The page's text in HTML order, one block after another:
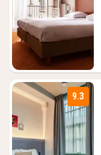
9.3